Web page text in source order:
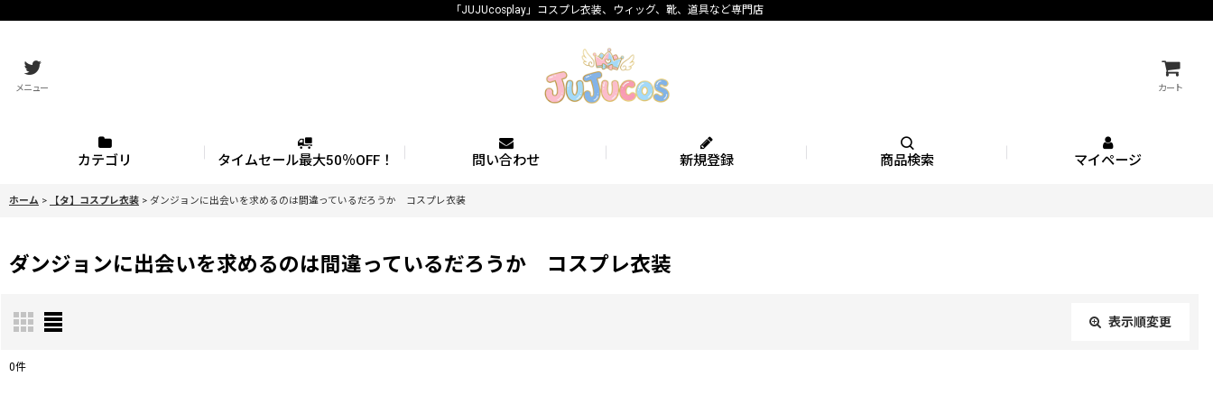
「JUJUcosplay」コスプレ衣装、ウィッグ、靴、道具など専門店
メニュー カート
カテゴリ タイムセール最大50％OFF！ 問い合わせ 新規登録 商品検索 マイページ
ホーム > 【タ】コスプレ衣装 > ダンジョンに出会いを求めるのは間違っているだろうか コスプレ衣装
ダンジョンに出会いを求めるのは間違っているだろうか コスプレ衣装
表示順変更
0件